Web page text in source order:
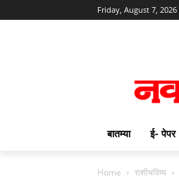
Friday, August 7, 2026
बातम्या ई- पेपर
Home राशीभविष्य